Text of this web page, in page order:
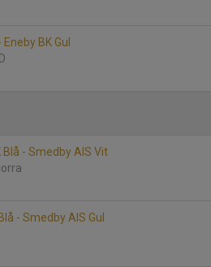
BK Gul
Blå - Smedby AIS Vit
- Smedby AIS Gul